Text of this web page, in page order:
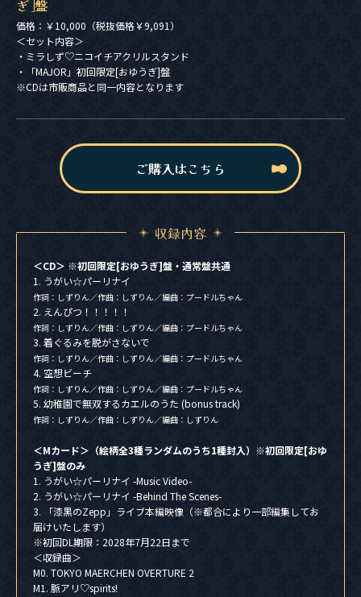
ぎ]盤
価格：￥10,000（税抜価格￥9,091）
＜セット内容＞
・ミラしず♡ニコイチアクリルスタンド
・「MAJOR」初回限定[おゆうぎ]盤
※CDは市販商品と同一内容となります
ご購入はこちら
収録内容
＜CD＞ ※初回限定[おゆうぎ]盤・通常盤共通
1. うがい☆パーリナイ
作詞：しずりん／作曲：しずりん／編曲：プードルちゃん
2. えんぴつ！！！！！
作詞：しずりん／作曲：しずりん／編曲：プードルちゃん
3. 着ぐるみを脱がさないで
作詞：しずりん／作曲：しずりん／編曲：プードルちゃん
4. 空想ビーチ
作詞：しずりん／作曲：しずりん／編曲：プードルちゃん
5. 幼稚園で無双するカエルのうた (bonus track)
作詞：しずりん／作曲：しずりん／編曲：しずりん
＜Mカード＞（絵柄全3種ランダムのうち1種封入）※初回限定[おゆ
うぎ]盤のみ
1. うがい☆パーリナイ -Music Video-
2. うがい☆パーリナイ -Behind The Scenes-
3. 「漆黒のZepp」ライブ本編映像（※都合により一部編集してお
届けいたします）
※初回DL期限：2028年7月22日まで
＜収録曲＞
M0. TOKYO MAERCHEN OVERTURE 2
M1. 脈アリ♡spirits!